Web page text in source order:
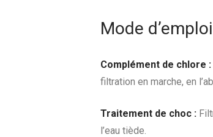
Mode d’emploi
Complément de chlore :
filtration en marche, en
Traitement de choc :
l’eau tiède.